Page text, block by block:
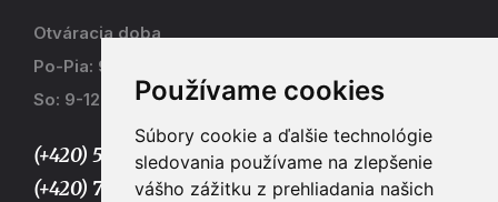
Používame cookies
Súbory cookie a ďalšie technológie
sledovania používame na zlepšenie
vášho zážitku z prehliadania našich
Otváracia doba
Po-Pia: 9-17
So: 9-12
(+420) 577 915 036,
(+420) 773 667 390